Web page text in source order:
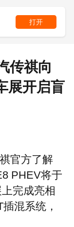
打开
传祺向
展开启盲
官方了解
PHEV将于
完成亮相
混系统，